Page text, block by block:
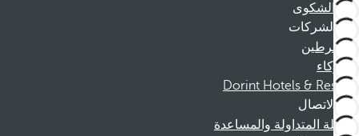
قناة الشكوى
الشركات
المنخرطين
الشركاء
Dorint Hotels & Resorts
الاتصال
الأسئلة المتداولة والمساعدة